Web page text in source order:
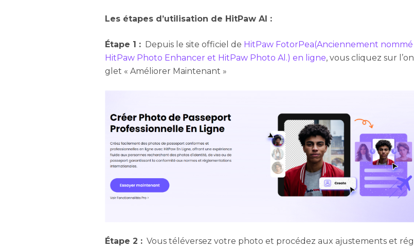
Les étapes d’utilisation de HitPaw AI :
Étape 1 : Depuis le site officiel de HitPaw FotorPea(Anciennement nommé
HitPaw Photo Enhancer et HitPaw Photo Al.) en ligne, vous cliquez sur l’on
glet « Améliorer Maintenant »
Étape 2 : Vous téléversez votre photo et procédez aux ajustements et rég